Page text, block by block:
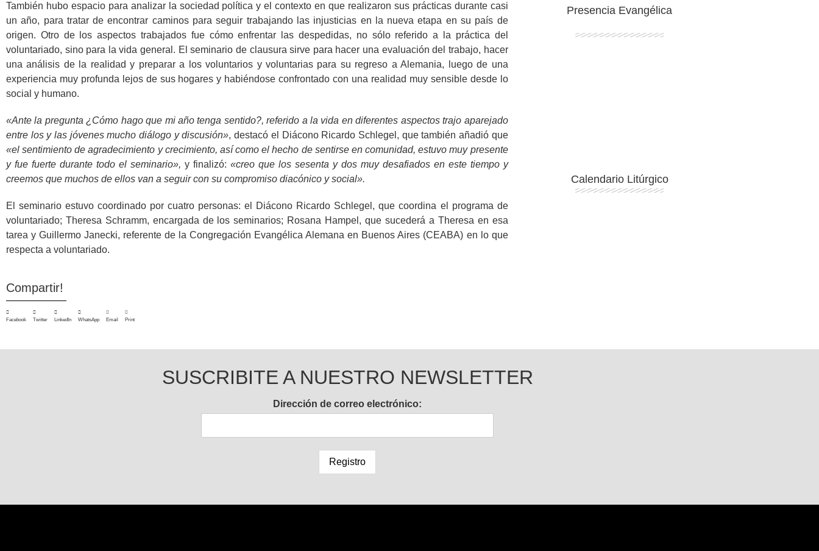
También hubo espacio para analizar la sociedad política y el contexto en que realizaron sus prácticas durante casi
un año, para tratar de encontrar caminos para seguir trabajando las injusticias en la nueva etapa en su país de
origen. Otro de los aspectos trabajados fue cómo enfrentar las despedidas, no sólo referido a la práctica del
voluntariado, sino para la vida general. El seminario de clausura sirve para hacer una evaluación del trabajo, hacer
una análisis de la realidad y preparar a los voluntarios y voluntarias para su regreso a Alemania, luego de una
experiencia muy profunda lejos de sus hogares y habiéndose confrontado con una realidad muy sensible desde lo
social y humano.
«Ante la pregunta ¿Cómo hago que mi año tenga sentido?, referido a la vida en diferentes aspectos trajo aparejado
entre los y las jóvenes mucho diálogo y discusión», destacó el Diácono Ricardo Schlegel, que también añadió que
«el sentimiento de agradecimiento y crecimiento, así como el hecho de sentirse en comunidad, estuvo muy presente
y fue fuerte durante todo el seminario», y finalizó: «creo que los sesenta y dos muy desafiados en este tiempo y
creemos que muchos de ellos van a seguir con su compromiso diacónico y social».
El seminario estuvo coordinado por cuatro personas: el Diácono Ricardo Schlegel, que coordina el programa de
voluntariado; Theresa Schramm, encargada de los seminarios; Rosana Hampel, que sucederá a Theresa en esa
tarea y Guillermo Janecki, referente de la Congregación Evangélica Alemana en Buenos Aires (CEABA) en lo que
respecta a voluntariado.
Compartir!
Facebook Twitter LinkedIn WhatsApp Email Print
Presencia Evangélica
Calendario Litúrgico
SUSCRIBITE A NUESTRO NEWSLETTER
Dirección de correo electrónico: